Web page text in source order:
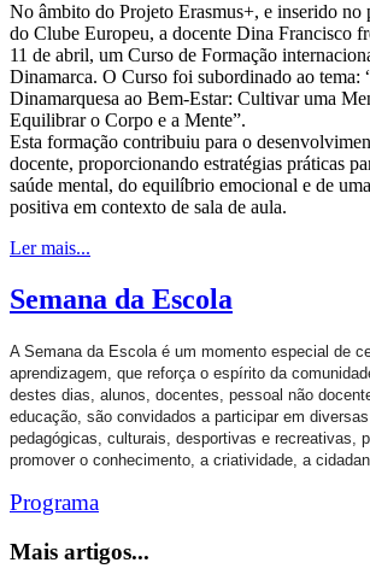
No âmbito do Projeto Erasmus+, e inserido no
do Clube Europeu, a docente Dina Francisco
11 de abril, um Curso de Formação
Dinamarca. O Curso foi subordinado ao tema:
Dinamarquesa ao Bem-Estar: Cultivar uma
Equilibrar o Corpo e a Mente”.
Esta formação contribuiu para o
docente, proporcionando estratégias práticas
saúde mental, do equilíbrio emocional e de
positiva em contexto de sala de aula.
Ler mais...
Semana da Escola
A Semana da Escola é um momento especial de
aprendizagem, que reforça o espírito da
destes dias, alunos, docentes, pessoal não
educação, são convidados a participar em
pedagógicas, culturais, desportivas e recreativas,
promover o conhecimento, a criatividade, a
Programa
Mais artigos...